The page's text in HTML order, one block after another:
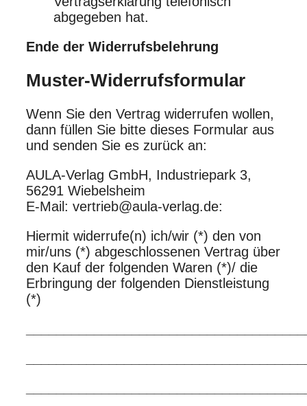
abgegeben hat.
Ende der Widerrufsbelehrung
Muster-Widerrufsformular
Wenn Sie den Vertrag widerrufen wollen,
dann füllen Sie bitte dieses Formular aus
und senden Sie es zurück an:
AULA-Verlag GmbH, Industriepark 3,
56291 Wiebelsheim
E-Mail: vertrieb@aula-verlag.de:
Hiermit widerrufe(n) ich/wir (*) den von
mir/uns (*) abgeschlossenen Vertrag über
den Kauf der folgenden Waren (*)/ die
Erbringung der folgenden Dienstleistung
(*)